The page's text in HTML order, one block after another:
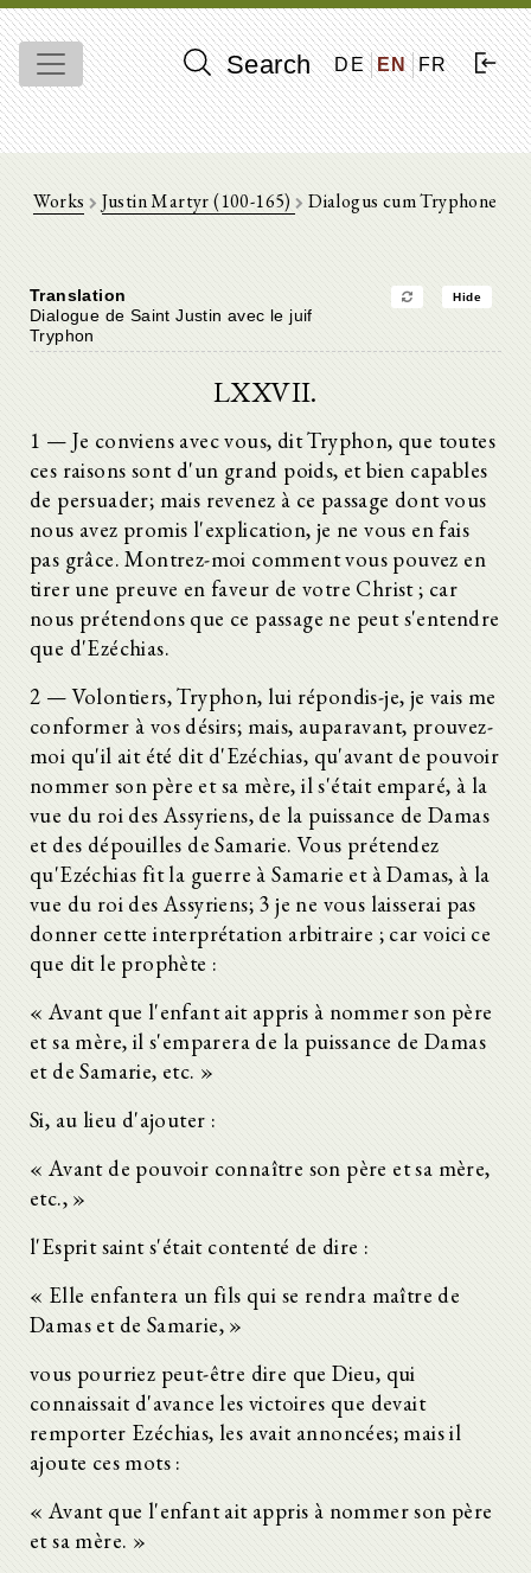
Search DE EN FR
Works Justin Martyr (100-165) Dialogus cum Tryphone
Translation Hide
Dialogue de Saint Justin avec le juif
Tryphon
LXXVII.
1 — Je conviens avec vous, dit Tryphon, que toutes
ces raisons sont d'un grand poids, et bien capables
de persuader; mais revenez à ce passage dont vous
nous avez promis l'explication, je ne vous en fais
pas grâce. Montrez-moi comment vous pouvez en
tirer une preuve en faveur de votre Christ ; car
nous prétendons que ce passage ne peut s'entendre
que d'Ezéchias.
2 — Volontiers, Tryphon, lui répondis-je, je vais me
conformer à vos désirs; mais, auparavant, prouvez-
moi qu'il ait été dit d'Ezéchias, qu'avant de pouvoir
nommer son père et sa mère, il s'était emparé, à la
vue du roi des Assyriens, de la puissance de Damas
et des dépouilles de Samarie. Vous prétendez
qu'Ezéchias fit la guerre à Samarie et à Damas, à la
vue du roi des Assyriens; 3 je ne vous laisserai pas
donner cette interprétation arbitraire ; car voici ce
que dit le prophète :
« Avant que l'enfant ait appris à nommer son père
et sa mère, il s'emparera de la puissance de Damas
et de Samarie, etc. »
Si, au lieu d'ajouter :
« Avant de pouvoir connaître son père et sa mère,
etc., »
l'Esprit saint s'était contenté de dire :
« Elle enfantera un fils qui se rendra maître de
Damas et de Samarie, »
vous pourriez peut-être dire que Dieu, qui
connaissait d'avance les victoires que devait
remporter Ezéchias, les avait annoncées; mais il
ajoute ces mots :
« Avant que l'enfant ait appris à nommer son père
et sa mère. »